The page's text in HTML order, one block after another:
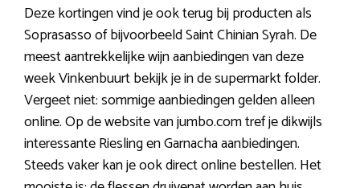
Deze kortingen vind je ook terug bij producten als
Soprasasso of bijvoorbeeld Saint Chinian Syrah. De
meest aantrekkelijke wijn aanbiedingen van deze
week Vinkenbuurt bekijk je in de supermarkt folder.
Vergeet niet: sommige aanbiedingen gelden alleen
online. Op de website van jumbo.com tref je dikwijls
interessante Riesling en Garnacha aanbiedingen.
Steeds vaker kan je ook direct online bestellen. Het